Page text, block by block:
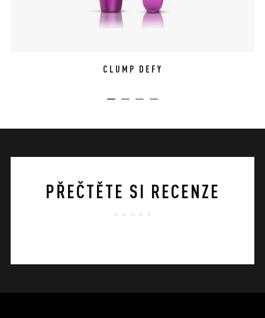
CLUMP DEFY
PŘEČTĚTE SI RECENZE